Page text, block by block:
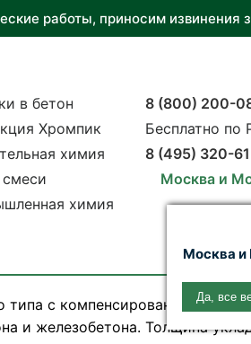
работы, приносим извинения
в бетон
Хромпик
химия
химия
8 (800) 200-
Бесплатно по
8 (495) 320-
Москва и
Москва и
Да, все
с компенсированной
и железобетона. Толщина